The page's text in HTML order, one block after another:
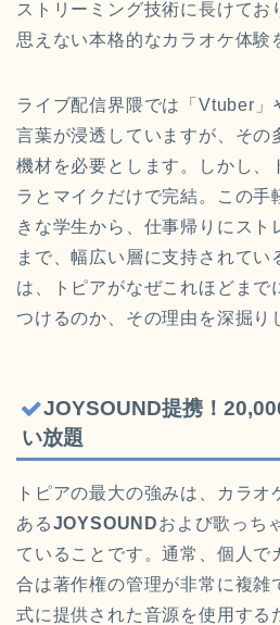
ストリーミング技術に長けてお
思えない本格的なカラオケ体験
ライブ配信界隈では「Vtuber」
言葉が浸透していますが、その
機材を必要とします。しかし、
ラとマイクだけで完結。この手
きな学生から、仕事帰りにスト
まで、幅広い層に支持されてい
は、トピアがなぜこれほどまで
つけるのか、その理由を深掘り
JOYSOUND提携！
い放題
トピアの最大の強みは、カラ
あるJOYSOUNDおよび歌っち
ていることです。通常、個人で
合は著作権の管理が非常に複雑
式に提供された音源を使用する